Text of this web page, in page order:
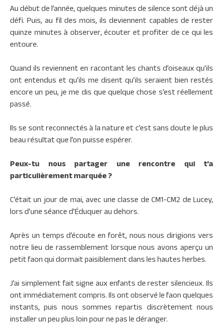
Au début de l’année, quelques minutes de silence sont déjà un
défi. Puis, au fil des mois, ils deviennent capables de rester
quinze minutes à observer, écouter et profiter de ce qui les
entoure.
Quand ils reviennent en racontant les chants d’oiseaux qu’ils
ont entendus et qu’ils me disent qu’ils seraient bien restés
encore un peu, je me dis que quelque chose s’est réellement
passé.
Ils se sont reconnectés à la nature et c’est sans doute le plus
beau résultat que l’on puisse espérer.
Peux-tu nous partager une rencontre qui t’a
particulièrement marquée ?
C’était un jour de mai, avec une classe de CM1-CM2 de Lucey,
lors d’une séance d’Éduquer au dehors.
Après un temps d’écoute en forêt, nous nous dirigions vers
notre lieu de rassemblement lorsquenous avons aperçu un
petit faon qui dormait paisiblement dans les hautes herbes.
J’ai simplement fait signe aux enfants de rester silencieux. Ils
ont immédiatement compris. Ils ont observé le faon quelques
instants, puis nous sommes repartis discrètement nous
installer un peu plus loin pour ne pas le déranger.